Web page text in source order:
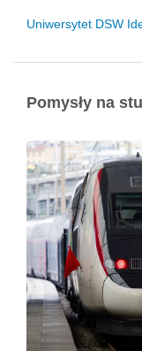
Uniwersytet DSW
Pomysły na